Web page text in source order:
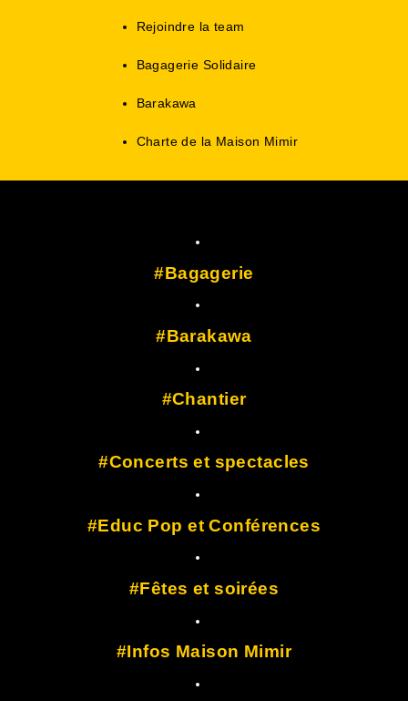
Rejoindre la team
Bagagerie Solidaire
Barakawa
Charte de la Maison Mimir
Bagagerie
Barakawa
Chantier
Concerts et spectacles
Educ Pop et Conférences
Fêtes et soirées
Infos Maison Mimir